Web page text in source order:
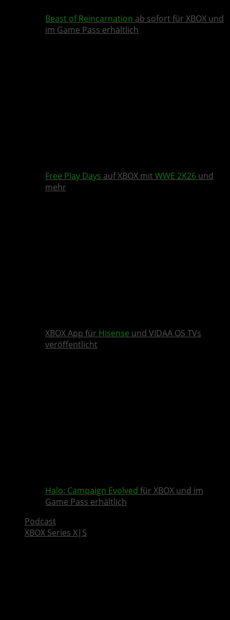
Beast of Reincarnation ab sofort für XBOX und
im Game Pass erhältlich
Free Play Days auf XBOX mit WWE 2K26 und
mehr
XBOX App für Hisense und VIDAA OS TVs
veröffentlicht
Halo: Campaign Evolved für XBOX und im
Game Pass erhältlich
Podcast
XBOX Series X|S